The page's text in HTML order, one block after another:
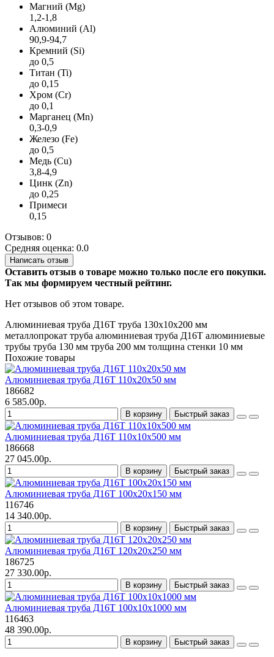
Магний (Mg)
1,2-1,8
Алюминий (Al)
90,9-94,7
Кремний (Si)
до 0,5
Титан (Ti)
до 0,15
Хром (Cr)
до 0,1
Марганец (Mn)
0,3-0,9
Железо (Fe)
до 0,5
Медь (Cu)
3,8-4,9
Цинк (Zn)
до 0,25
Примеси
0,15
Отзывов: 0
Средняя оценка: 0.0
Написать отзыв
Оставить отзыв о товаре можно только после его покупки.
Так мы формируем честный рейтинг.
Нет отзывов об этом товаре.
Алюминиевая труба Д16Т труба 130х10х200 мм
металлопрокат труба алюминиевая труба Д16Т алюминиевые
трубы труба 130 мм труба 200 мм толщина стенки 10 мм
Похожие товары
Алюминиевая труба Д16Т 110х20х50 мм
186682
6 585.00р.
В корзину Быстрый заказ
Алюминиевая труба Д16Т 110х10х500 мм
186668
27 045.00р.
В корзину Быстрый заказ
Алюминиевая труба Д16Т 100х20х150 мм
116746
14 340.00р.
В корзину Быстрый заказ
Алюминиевая труба Д16Т 120х20х250 мм
186725
27 330.00р.
В корзину Быстрый заказ
Алюминиевая труба Д16Т 100х10х1000 мм
116463
48 390.00р.
В корзину Быстрый заказ